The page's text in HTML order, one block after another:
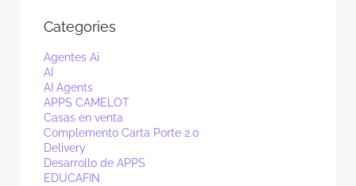
Categories
Agentes Ai
AI
AI Agents
APPS CAMELOT
Casas en venta
Complemento Carta Porte 2.0
Delivery
Desarrollo de APPS
EDUCAFIN